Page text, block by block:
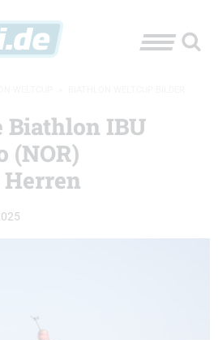
IBU
(NOR)